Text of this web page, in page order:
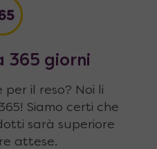
365 giorni
per il reso? Noi li
Siamo certi che
sarà superiore
attese.